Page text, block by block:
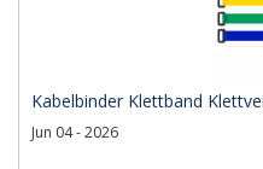
Kabelbinder Klettband
Jun 04 - 2026